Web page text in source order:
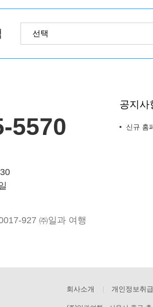
5570
927 ㈜일과 여행
공지사
신규 홈
회사소개 개인정보취